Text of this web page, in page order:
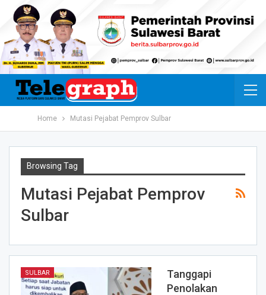
Home Mutasi Pejabat Pemprov Sulbar
Browsing Tag
Mutasi Pejabat Pemprov
Sulbar
SULBAR
Tanggapi
Penolakan